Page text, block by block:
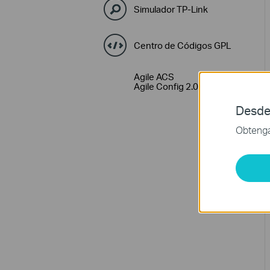
Simulador TP-Link
Centro de Códigos GPL
Agile ACS
Agile Config 2.0